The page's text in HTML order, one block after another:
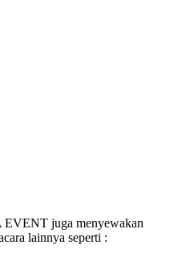
juga menyewakan
lainnya seperti :